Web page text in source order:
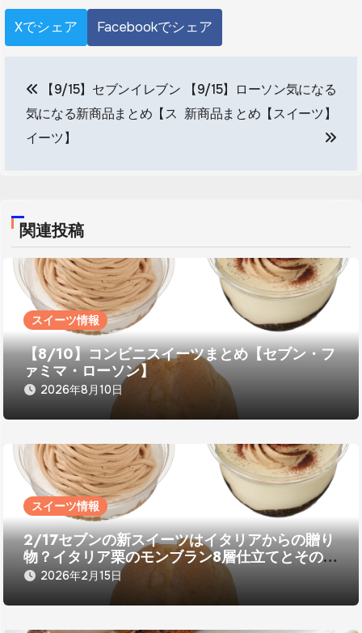
Xでシェア Facebookでシェア
稿
ナ
ー
シ
ョ
ン
【9/15】セブンイレブン
気になる新商品まとめ【ス
イーツ】
【9/15】ローソン気になる
新商品まとめ【スイーツ】
関連投稿
スイーツ情報
【8/10】コンビニスイーツまとめ【セブン・フ
ァミマ・ローソン】
2026年8月10日
スイーツ情報
2/17セブンの新スイーツはイタリアからの贈り
物？イタリア栗のモンブラン8層仕立てとその他
コーヒー風味スイーツ
2026年2月15日